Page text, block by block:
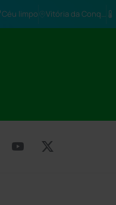
Céu limpo Vitória da Conq…